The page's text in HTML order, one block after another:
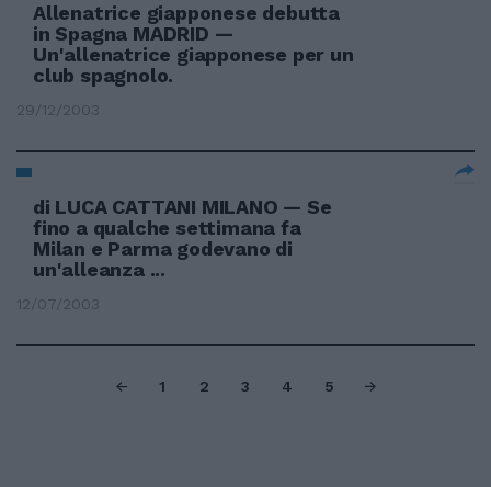
Allenatrice giapponese debutta
in Spagna MADRID —
Un'allenatrice giapponese per un
club spagnolo.
29/12/2003
di LUCA CATTANI MILANO — Se
fino a qualche settimana fa
Milan e Parma godevano di
un'alleanza ...
12/07/2003
1 2 3 4 5